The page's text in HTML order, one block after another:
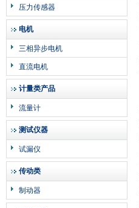
压力传感器
电机
三相异步电机
直流电机
计量类产品
流量计
测试仪器
试漏仪
传动类
制动器